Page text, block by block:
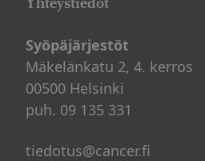
Syöpäjärjestöt
Mäkelänkatu 2, 4. kerros
00500 Helsinki
puh. 09 135 331
tiedotus@cancer.fi